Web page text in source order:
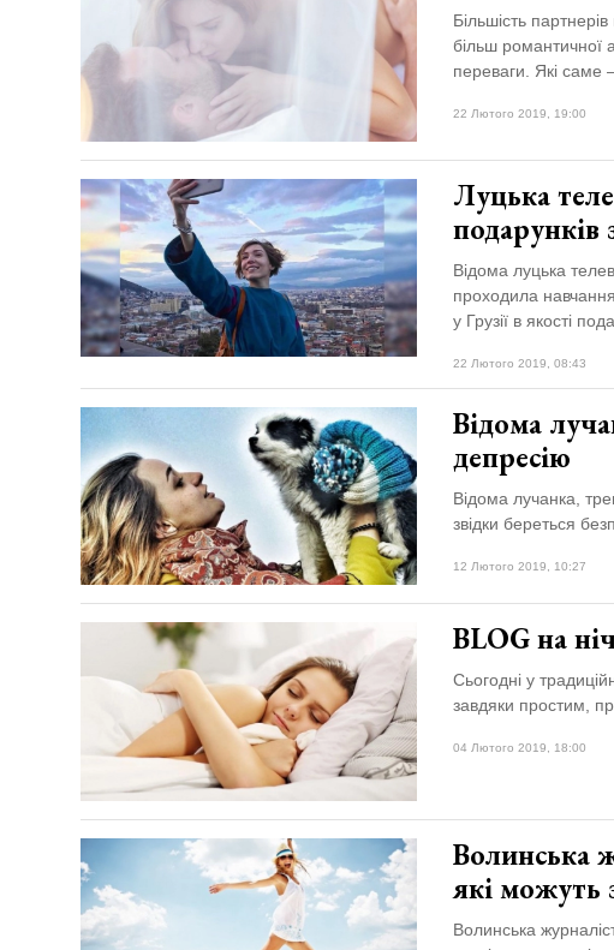
Більшість
більш романтичної
переваги. Які саме
22 Лютого 2019, 19:00
Луцька
подарунків
Відома луцька
проходила
у Грузії в якості
22 Лютого 2019, 08:43
Відома
депресію
Відома лучанка,
звідки береться
12 Лютого 2019, 10:27
BLOG на
Сьогодні у
завдяки простим,
04 Лютого 2019, 18:00
Волинська
які можуть
Волинська